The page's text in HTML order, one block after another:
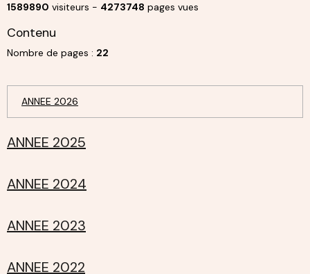
1589890 visiteurs - 4273748 pages vues
Contenu
Nombre de pages : 22
ANNEE 2026
ANNEE 2025
ANNEE 2024
ANNEE 2023
ANNEE 2022